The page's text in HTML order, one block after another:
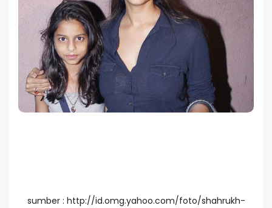
sumber : http://id.omg.yahoo.com/foto/shahrukh-